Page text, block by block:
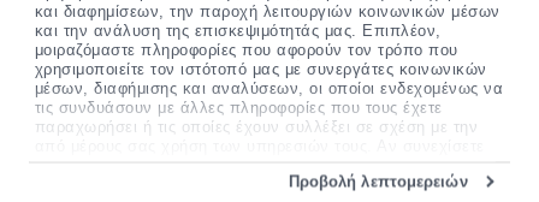
και διαφημίσεων, την παροχή λειτουργιών κοινωνικών μέσων
και την ανάλυση της επισκεψιμότητάς μας. Επιπλέον,
μοιραζόμαστε πληροφορίες που αφορούν τον τρόπο που
χρησιμοποιείτε τον ιστότοπό μας με συνεργάτες κοινωνικών
μέσων, διαφήμισης και αναλύσεων, οι οποίοι ενδεχομένως να
τις συνδυάσουν με άλλες πληροφορίες που τους έχετε
παραχωρήσει ή τις οποίες έχουν συλλέξει σε σχέση με την
Προβολή λεπτομερειών
θηλάζετε, ακολουθείτε παράλληλα φαρμακευτική αγωγή ή
αντιμετωπίζετε προβλήματα υγείας πριν χρησιμοποιήσετε
οποιοδήποτε συμπλήρωμα διατροφής. Προσπαθούμε διαρκώς να
σας παρέχουμε ακριβείς και έγκυρες πληροφορίες. Σε περίπτωση
που έχετε κάποια ερώτηση ή παρατήρηση σχετικά με αυτές,
παρακαλώεπικοινωνήστε μαζί μας.
2012-2026 - All rights Reserved •